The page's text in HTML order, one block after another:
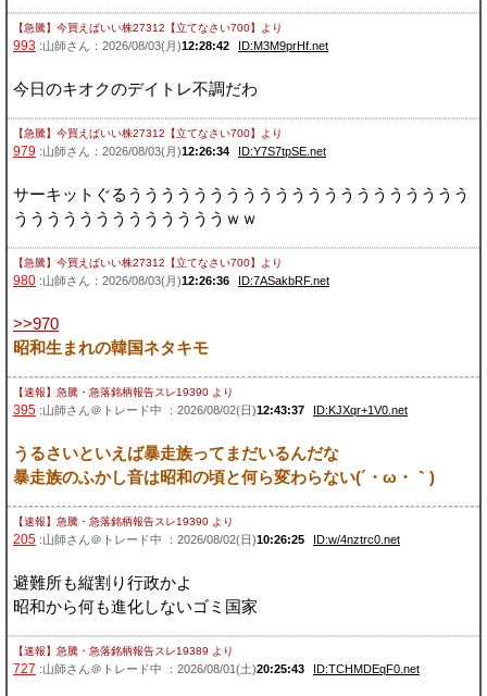
【急騰】今買えばいい株27312【立てなさい700】 より
993 :山師さん：2026/08/03(月)12:28:42 ID:M3M9prHf.net
今日のキオクのデイトレ不調だわ
【急騰】今買えばいい株27312【立てなさい700】 より
979 :山師さん：2026/08/03(月)12:26:34 ID:Y7S7tpSE.net
サーキットぐるううううううううううううううううううううう
うううううううううううううｗｗ
【急騰】今買えばいい株27312【立てなさい700】 より
980 :山師さん：2026/08/03(月)12:26:36 ID:7ASakbRF.net
>>970
昭和生まれの韓国ネタキモ
【速報】急騰・急落銘柄報告スレ19390 より
395 :山師さん＠トレード中 ：2026/08/02(日)12:43:37 ID:KJXqr+1V0.net
うるさいといえば暴走族ってまだいるんだな
暴走族のふかし音は昭和の頃と何ら変わらない(´・ω・｀)
【速報】急騰・急落銘柄報告スレ19390 より
205 :山師さん＠トレード中 ：2026/08/02(日)10:26:25 ID:w/4nztrc0.net
避難所も縦割り行政かよ
昭和から何も進化しないゴミ国家
【速報】急騰・急落銘柄報告スレ19389 より
727 :山師さん＠トレード中 ：2026/08/01(土)20:25:43 ID:TCHMDEqF0.net